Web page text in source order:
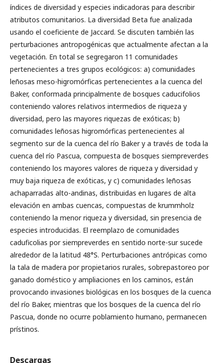
índices de diversidad y especies indicadoras para describir
atributos comunitarios. La diversidad Beta fue analizada
usando el coeficiente de Jaccard. Se discuten también las
perturbaciones antropogénicas que actualmente afectan a la
vegetación. En total se segregaron 11 comunidades
pertenecientes a tres grupos ecológicos: a) comunidades
leñosas meso-higromórficas pertenecientes a la cuenca del
Baker, conformada principalmente de bosques caducifolios
conteniendo valores relativos intermedios de riqueza y
diversidad, pero las mayores riquezas de exóticas; b)
comunidades leñosas higromórficas pertenecientes al
segmento sur de la cuenca del río Baker y a través de toda la
cuenca del río Pascua, compuesta de bosques siempreverdes
conteniendo los mayores valores de riqueza y diversidad y
muy baja riqueza de exóticas, y c) comunidades leñosas
achaparradas alto-andinas, distribuidas en lugares de alta
elevación en ambas cuencas, compuestas de krummholz
conteniendo la menor riqueza y diversidad, sin presencia de
especies introducidas. El reemplazo de comunidades
caduficolias por siempreverdes en sentido norte-sur sucede
alrededor de la latitud 48°S. Perturbaciones antrópicas como
la tala de madera por propietarios rurales, sobrepastoreo por
ganado doméstico y ampliaciones en los caminos, están
provocando invasiones biológicas en los bosques de la cuenca
del río Baker, mientras que los bosques de la cuenca del río
Pascua, donde no ocurre poblamiento humano, permanecen
prístinos.
Descargas